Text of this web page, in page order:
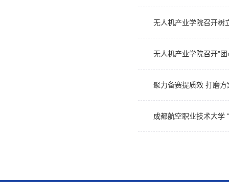
无人机产业学院召开树
无人机产业学院召开"
聚力备赛提质效 打磨
成都航空职业技术大学